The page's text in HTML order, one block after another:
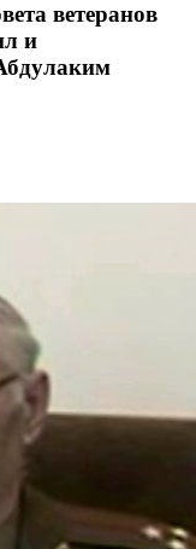
ветеранов
и